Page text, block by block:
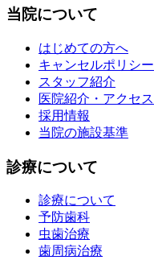
当院について
はじめての方へ
キャンセルポリシー
スタッフ紹介
医院紹介・アクセス
採用情報
当院の施設基準
診療について
診療について
予防歯科
虫歯治療
歯周病治療